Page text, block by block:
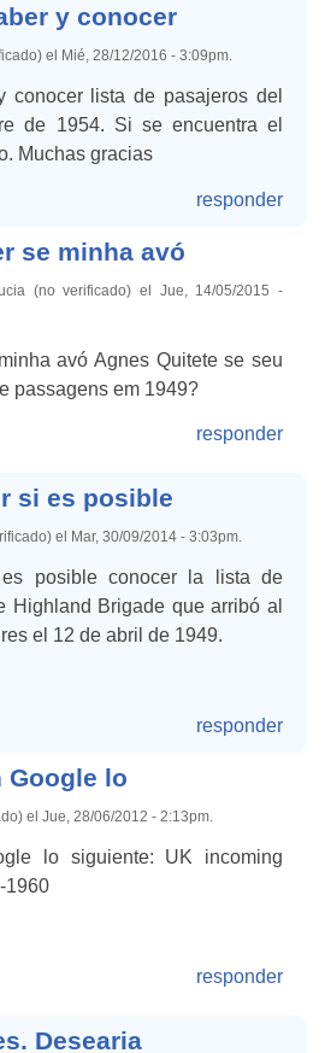
y conocer
el Mié, 28/12/2016 - 3:09pm.
conocer lista de pasajeros del
de 1954. Si se encuentra el
Muchas gracias
responder
se minha avó
(no verificado) el Jue, 14/05/2015 -
avó Agnes Quitete se seu
passagens em 1949?
responder
si es posible
el Mar, 30/09/2014 - 3:03pm.
posible conocer la lista de
Highland Brigade que arribó al
el 12 de abril de 1949.
responder
Google lo
el Jue, 28/06/2012 - 2:13pm.
lo siguiente: UK incoming
1960
responder
Desearia